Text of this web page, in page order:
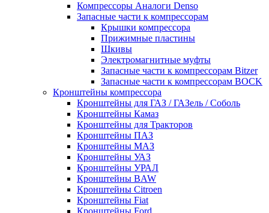
Компрессоры Аналоги Denso
Запасные части к компрессорам
Крышки компрессора
Прижимные пластины
Шкивы
Электромагнитные муфты
Запасные части к компрессорам Bitzer
Запасные части к компрессорам BOCK
Кронштейны компрессора
Кронштейны для ГАЗ / ГАЗель / Соболь
Кронштейны Камаз
Кронштейны для Тракторов
Кронштейны ПАЗ
Кронштейны МАЗ
Кронштейны УАЗ
Кронштейны УРАЛ
Кронштейны BAW
Кронштейны Citroen
Кронштейны Fiat
Кронштейны Ford